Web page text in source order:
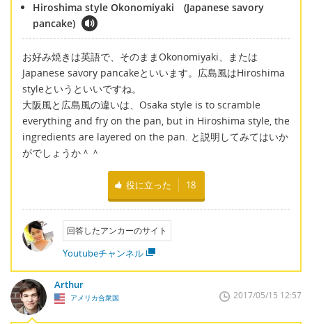
Hiroshima style Okonomiyaki (Japanese savory
pancake)
お好み焼きは英語で、そのままOkonomiyaki、または
Japanese savory pancakeといいます。広島風はHiroshima
styleというといいですね。
大阪風と広島風の違いは、Osaka style is to scramble
everything and fry on the pan, but in Hiroshima style, the
ingredients are layered on the pan. と説明してみてはいか
がでしょうか＾＾
役に立った 18
回答したアンカーのサイト
Youtubeチャンネル
Arthur
アメリカ合衆国 2017/05/15 12:57